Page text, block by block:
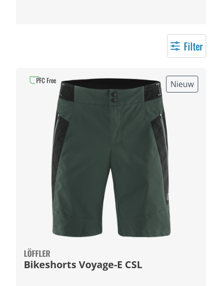
Filter
Nieuw
LÖFFLER
Bikeshorts Voyage-E CSL
PFC Free